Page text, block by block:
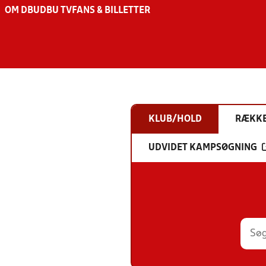
OM DBU DBU TV FANS & BILLETTER
KLUB/HOLD
UDVIDET KAMPSØGNING